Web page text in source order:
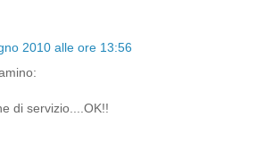
2010 alle ore 13:56
di servizio....OK!!